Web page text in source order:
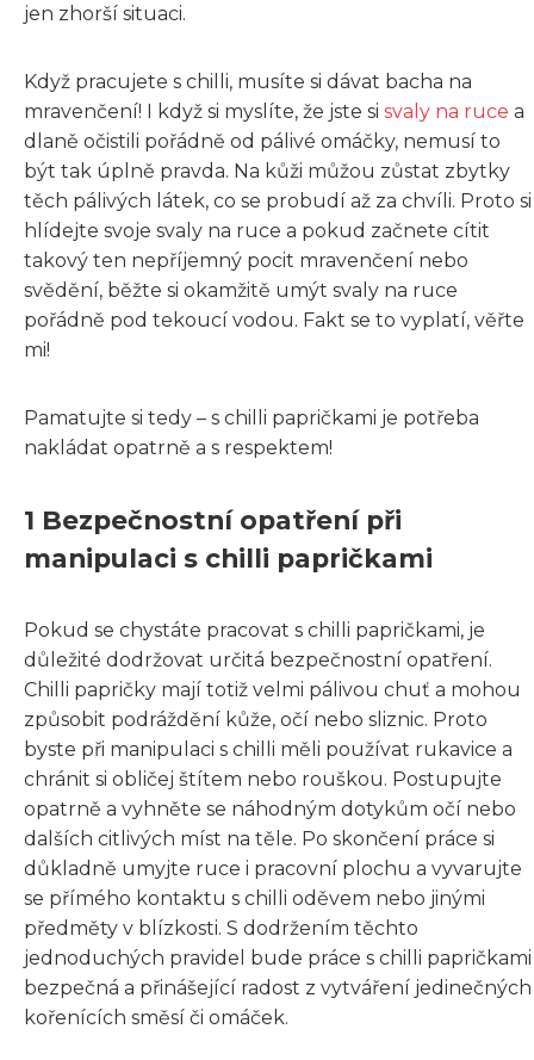
jen zhorší situaci.
Když pracujete s chilli, musíte si dávat bacha na
mravenčení! I když si myslíte, že jste si svaly na ruce a
dlaně očistili pořádně od pálivé omáčky, nemusí to
být tak úplně pravda. Na kůži můžou zůstat zbytky
těch pálivých látek, co se probudí až za chvíli. Proto si
hlídejte svoje svaly na ruce a pokud začnete cítit
takový ten nepříjemný pocit mravenčení nebo
svědění, běžte si okamžitě umýt svaly na ruce
pořádně pod tekoucí vodou. Fakt se to vyplatí, věřte
mi!
Pamatujte si tedy – s chilli papričkami je potřeba
nakládat opatrně a s respektem!
1 Bezpečnostní opatření při
manipulaci s chilli papričkami
Pokud se chystáte pracovat s chilli papričkami, je
důležité dodržovat určitá bezpečnostní opatření.
Chilli papričky mají totiž velmi pálivou chuť a mohou
způsobit podráždění kůže, očí nebo sliznic. Proto
byste při manipulaci s chilli měli používat rukavice a
chránit si obličej štítem nebo rouškou. Postupujte
opatrně a vyhněte se náhodným dotykům očí nebo
dalších citlivých míst na těle. Po skončení práce si
důkladně umyjte ruce i pracovní plochu a vyvarujte
se přímého kontaktu s chilli oděvem nebo jinými
předměty v blízkosti. S dodržením těchto
jednoduchých pravidel bude práce s chilli papričkami
bezpečná a přinášející radost z vytváření jedinečných
kořenících směsí či omáček.